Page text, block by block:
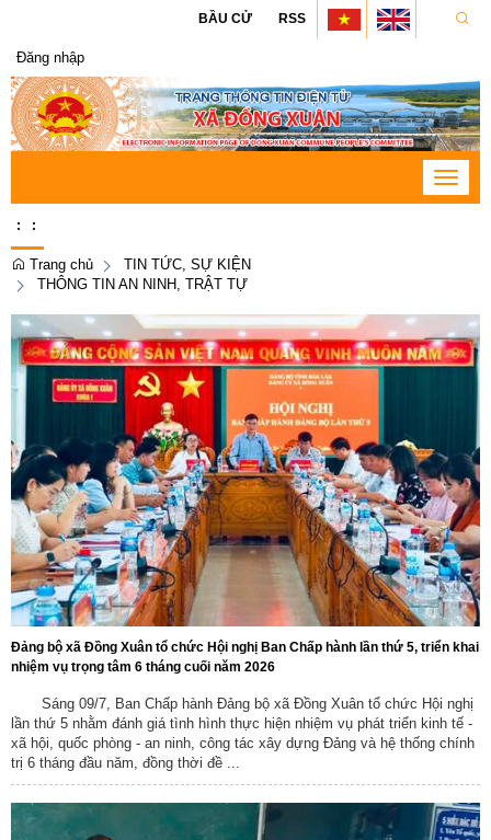
BẦU CỬ RSS
Đăng nhập
Toggle
: :
Trang chủ
TIN TỨC, SỰ KIỆN
THÔNG TIN AN NINH, TRẬT TỰ
Đảng bộ xã Đồng Xuân tổ chức Hội nghị Ban Chấp hành lần thứ 5, triển khai
nhiệm vụ trọng tâm 6 tháng cuối năm 2026
Sáng 09/7, Ban Chấp hành Đảng bộ xã Đồng Xuân tổ chức Hội nghị
lần thứ 5 nhằm đánh giá tình hình thực hiện nhiệm vụ phát triển kinh tế -
xã hội, quốc phòng - an ninh, công tác xây dựng Đảng và hệ thống chính
trị 6 tháng đầu năm, đồng thời đề ...